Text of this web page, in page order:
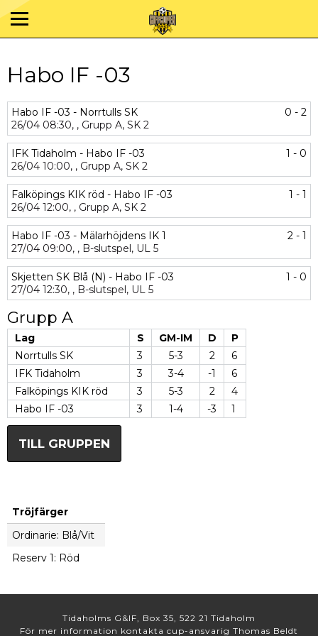
Habo IF -03
Habo IF -03 - Norrtulls SK
0 - 2
26/04 08:30, , Grupp A, SK 2
IFK Tidaholm - Habo IF -03
1 - 0
26/04 10:00, , Grupp A, SK 2
Falköpings KIK röd - Habo IF -03
1 - 1
26/04 12:00, , Grupp A, SK 2
Habo IF -03 - Mälarhöjdens IK 1
2 - 1
27/04 09:00, , B-slutspel, UL 5
Skjetten SK Blå (N) - Habo IF -03
1 - 0
27/04 12:30, , B-slutspel, UL 5
Grupp A
Lag S GM-IM D
P
Norrtulls SK
3 5-3 2
6
IFK Tidaholm
3 3-4 -1
6
Falköpings KIK röd
3 5-3 2
4
Habo IF -03
3 1-4 -3 1
TILL GRUPPEN
Tröjfärger
Ordinarie: Blå/Vit
Reserv 1: Röd
Tidaholms G&IF, Box 35, 522 21 Tidaholm
För mer information kontakta cup-ansvarig Thomas Beldt